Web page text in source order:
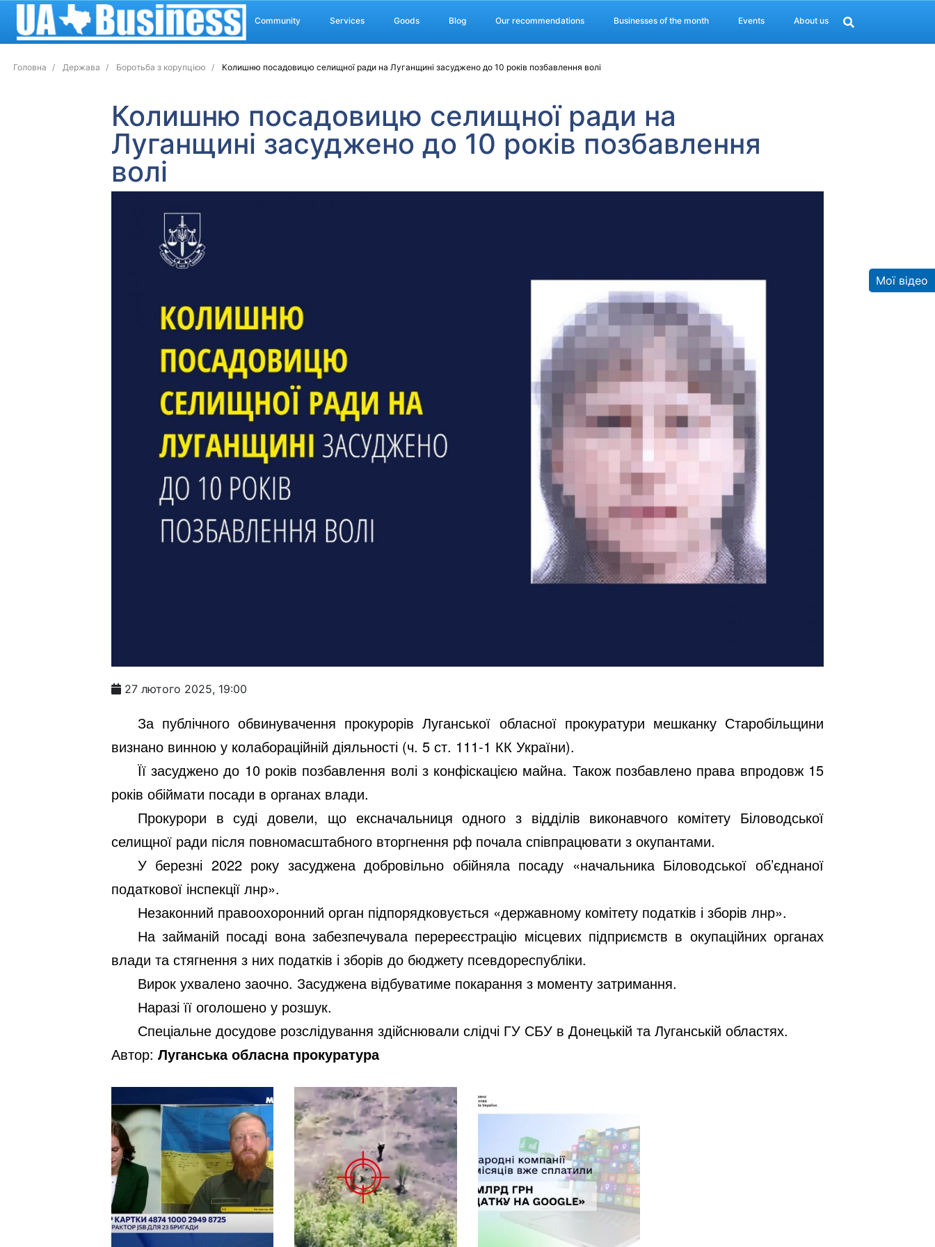
Community Services Goods Blog Our recommendations Businesses of the month Events About us
Головна Держава Боротьба з корупцією Колишню посадовицю селищної ради на Луганщині засуджено до 10 років позбавлення волі
Колишню посадовицю селищної ради на
Луганщині засуджено до 10 років позбавлення
волі
27 лютого 2025, 19:00
За публічного обвинувачення прокурорів Луганської обласної прокуратури мешканку Старобільщини
визнано винною у колабораційній діяльності (ч. 5 ст. 111-1 КК України).
Її засуджено до 10 років позбавлення волі з конфіскацією майна. Також позбавлено права впродовж 15
років обіймати посади в органах влади.
Прокурори в суді довели, що ексначальниця одного з відділів виконавчого комітету Біловодської
селищної ради після повномасштабного вторгнення рф почала співпрацювати з окупантами.
У березні 2022 року засуджена добровільно обійняла посаду «начальника Біловодської об’єднаної
податкової інспекції лнр».
Незаконний правоохоронний орган підпорядковується «державному комітету податків і зборів лнр».
На займаній посаді вона забезпечувала перереєстрацію місцевих підприємств в окупаційних органах
влади та стягнення з них податків і зборів до бюджету псевдореспубліки.
Вирок ухвалено заочно. Засуджена відбуватиме покарання з моменту затримання.
Наразі її оголошено у розшук.
Спеціальне досудове розслідування здійснювали слідчі ГУ СБУ в Донецькій та Луганській областях.
Автор: Луганська обласна прокуратура
Мої відео